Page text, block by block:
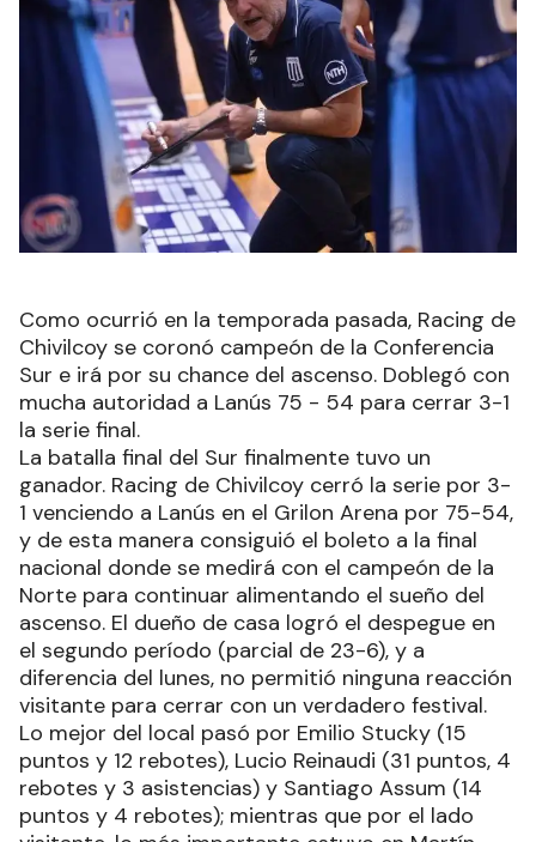
Como ocurrió en la temporada pasada, Racing de
Chivilcoy se coronó campeón de la Conferencia
Sur e irá por su chance del ascenso. Doblegó con
mucha autoridad a Lanús 75 - 54 para cerrar 3-1
la serie final.
La batalla final del Sur finalmente tuvo un
ganador. Racing de Chivilcoy cerró la serie por 3-
1 venciendo a Lanús en el Grilon Arena por 75-54,
y de esta manera consiguió el boleto a la final
nacional donde se medirá con el campeón de la
Norte para continuar alimentando el sueño del
ascenso. El dueño de casa logró el despegue en
el segundo período (parcial de 23-6), y a
diferencia del lunes, no permitió ninguna reacción
visitante para cerrar con un verdadero festival.
Lo mejor del local pasó por Emilio Stucky (15
puntos y 12 rebotes), Lucio Reinaudi (31 puntos, 4
rebotes y 3 asistencias) y Santiago Assum (14
puntos y 4 rebotes); mientras que por el lado